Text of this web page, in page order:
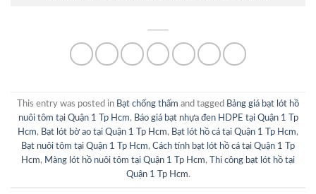
This entry was posted in Bạt chống thấm and tagged Bảng giá bạt lót hồ
nuôi tôm tại Quận 1 Tp Hcm, Báo giá bạt nhựa đen HDPE tại Quận 1 Tp
Hcm, Bạt lót bờ ao tại Quận 1 Tp Hcm, Bạt lót hồ cá tại Quận 1 Tp Hcm,
Bạt nuôi tôm tại Quận 1 Tp Hcm, Cách tính bạt lót hồ cá tại Quận 1 Tp
Hcm, Màng lót hồ nuôi tôm tại Quận 1 Tp Hcm,
Thi công bạt lót hồ tại
Quận 1 Tp Hcm.